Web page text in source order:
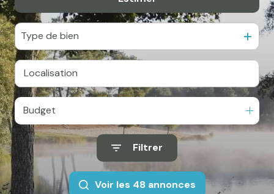
Actualités
Newsletter
Honoraires
Contact
Type de bien
Budget
Filtrer
Voir les 48annonces